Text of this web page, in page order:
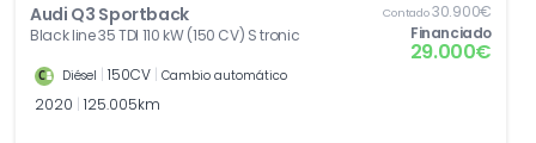
Audi Q3 Sportback
Black line 35 TDI 110 kW (150 CV) S tronic
Contado30.900€
Financiado
29.000€
Diésel 150CV Cambio automático
2020 125.005km